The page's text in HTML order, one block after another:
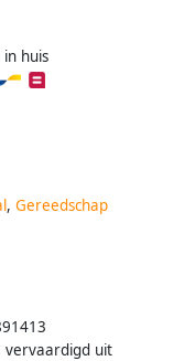
huis
, Gereedschap
vervaardigd uit